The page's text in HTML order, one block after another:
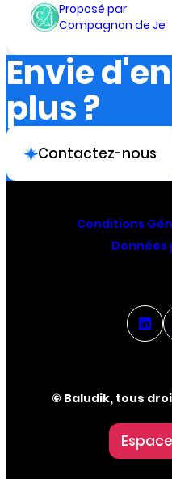
Proposé par
Compagnon de Je
Envie
plus ?
Contactez-nous
Conditions
Données
© Baludik, tous